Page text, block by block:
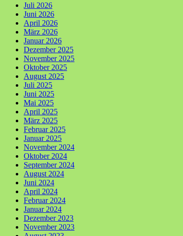
Juli 2026
Juni 2026
April 2026
März 2026
Januar 2026
Dezember 2025
November 2025
Oktober 2025
August 2025
Juli 2025
Juni 2025
Mai 2025
April 2025
März 2025
Februar 2025
Januar 2025
November 2024
Oktober 2024
September 2024
August 2024
Juni 2024
April 2024
Februar 2024
Januar 2024
Dezember 2023
November 2023